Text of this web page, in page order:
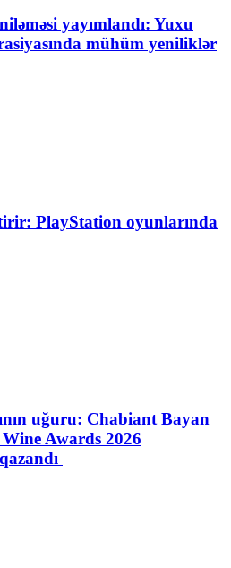
yayımlandı: Yuxu
mühüm yeniliklər
PlayStation oyunlarında
uğuru: Chabiant Bayan
Awards 2026